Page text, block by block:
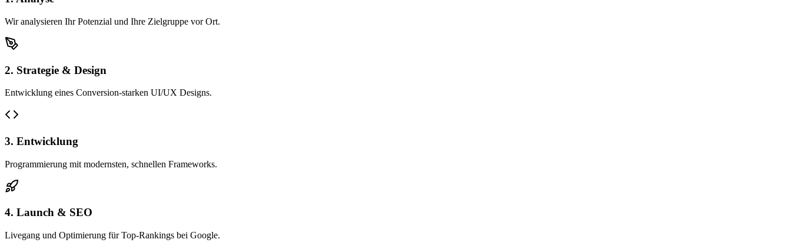
Wir analysieren Ihr Potenzial und Ihre Zielgruppe vor Ort.
2. Strategie & Design
Entwicklung eines Conversion-starken UI/UX Designs.
3. Entwicklung
Programmierung mit modernsten, schnellen Frameworks.
4. Launch & SEO
Livegang und Optimierung für Top-Rankings bei Google.